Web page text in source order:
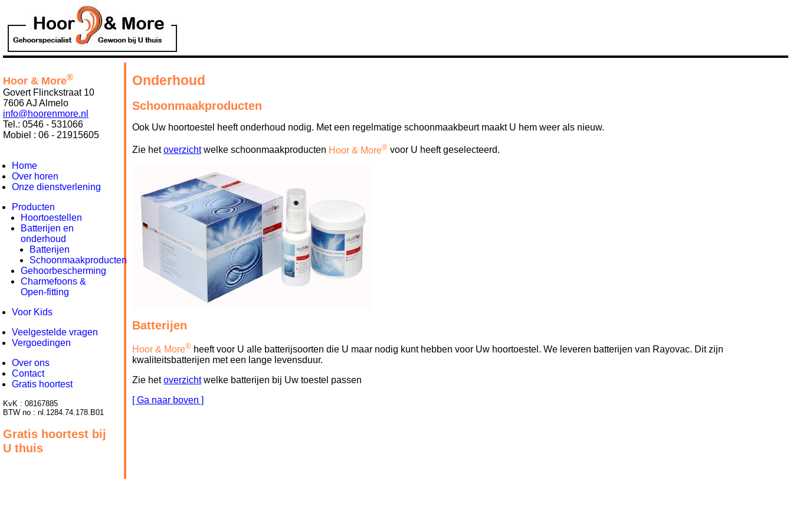
Hoor & More®
Govert Flinckstraat 10
7606 AJ Almelo
info@hoorenmore.nl
Tel.: 0546 - 531066
Mobiel : 06 - 21915605
Home
Over horen
Onze dienstverlening
Producten
Hoortoestellen
Batterijen en
onderhoud
Batterijen
Schoonmaakproducten
Gehoorbescherming
Charmefoons &
Open-fitting
Voor Kids
Veelgestelde vragen
Vergoedingen
Over ons
Contact
Gratis hoortest
KvK : 08167885
BTW no : nl.1284.74.178.B01
Gratis hoortest bij
U thuis
Onderhoud
Schoonmaakproducten
Ook Uw hoortoestel heeft onderhoud nodig. Met een regelmatige schoonmaakbeurt maakt U hem weer als nieuw.
Zie hetoverzichtwelke schoonmaakproducten Hoor & More® voor U heeft geselecteerd.
Batterijen
Hoor & More® heeft voor U alle batterijsoorten die U maar nodig kunt hebben voor Uw hoortoestel. We leveren batterijen van Rayovac. Dit zijn
kwaliteitsbatterijen met een lange levensduur.
Zie hetoverzichtwelke batterijen bij Uw toestel passen
[ Ga naar boven ]